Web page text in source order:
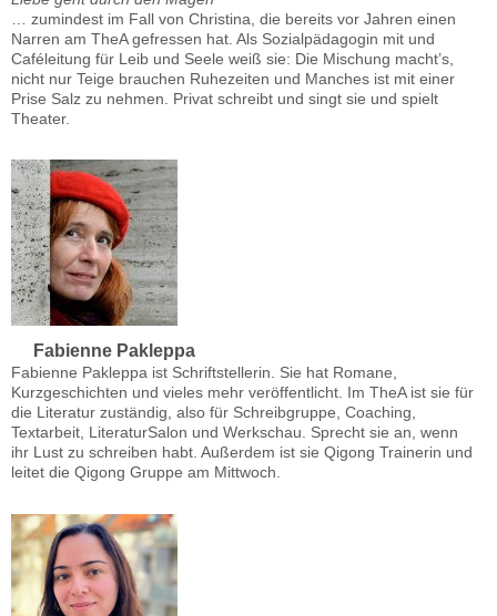
… zumindest im Fall von Christina, die bereits vor Jahren einen
Narren am TheA gefressen hat. Als Sozialpädagogin mit und
Caféleitung für Leib und Seele weiß sie: Die Mischung macht’s,
nicht nur Teige brauchen Ruhezeiten und Manches ist mit einer
Prise Salz zu nehmen. Privat schreibt und singt sie und spielt
Theater.
Fabienne Pakleppa
Fabienne Pakleppa ist Schriftstellerin. Sie hat Romane,
Kurzgeschichten und vieles mehr veröffentlicht. Im TheA ist sie für
die Literatur zuständig, also für Schreibgruppe, Coaching,
Textarbeit, LiteraturSalon und Werkschau. Sprecht sie an, wenn
ihr Lust zu schreiben habt. Außerdem ist sie Qigong Trainerin und
leitet die Qigong Gruppe am Mittwoch.